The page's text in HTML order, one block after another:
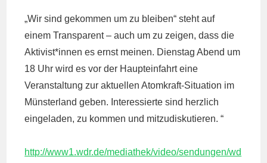
„Wir sind gekommen um zu bleiben“ steht auf
einem Transparent – auch um zu zeigen, dass die
Aktivist*innen es ernst meinen. Dienstag Abend um
18 Uhr wird es vor der Haupteinfahrt eine
Veranstaltung zur aktuellen Atomkraft-Situation im
Münsterland geben. Interessierte sind herzlich
eingeladen, zu kommen und mitzudiskutieren. “
http://www1.wdr.de/mediathek/video/sendungen/wd